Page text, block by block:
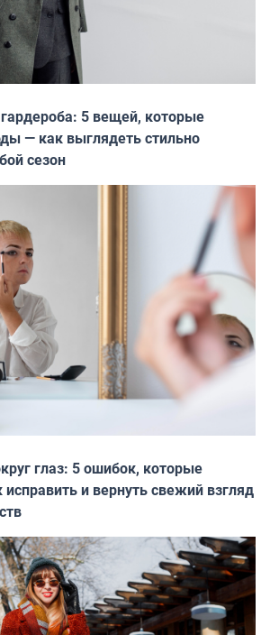
5 вещей, которые
— как выглядеть стильно
сезон
глаз: 5 ошибок, которые
и вернуть свежий взгляд